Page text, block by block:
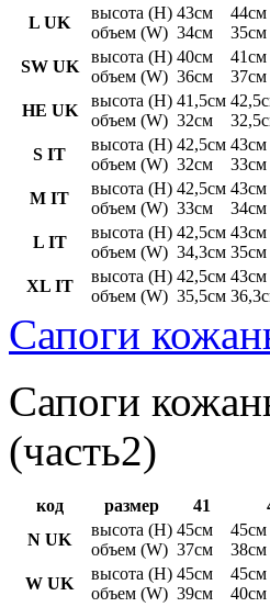
L UK
высота (H)
объем (W)
43см
34см
44см
35см
SW UK
высота (H)
объем (W)
40см
36см
41см
37см
HE UK
высота (H)
объем (W)
41,5см
32см
S IT
высота (H)
объем (W)
42,5см
32см
43см
33см
M IT
высота (H)
объем (W)
42,5см
33см
43см
34см
L IT
высота (H)
объем (W)
42,5см
34,3см
43см
35см
XL IT
высота (H)
объем (W)
42,5см
35,5см
43см
Сапоги
Сапоги
(часть2)
код размер 41
N UK
высота (H)
объем (W)
45см
37см
45см
38см
W UK
высота (H)
объем (W)
45см
39см
45см
40см